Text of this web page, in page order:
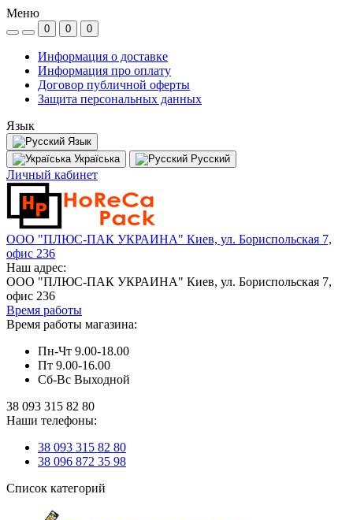
Меню
0 0 0
Информация о доставке
Информация про оплату
Договор публичной оферты
Защита персональных данных
Язык
Язык
Україська
Русский
Личный кабинет
ООО "ПЛЮС-ПАК УКРАИНА" Киев, ул. Бориспольская 7,
офис 236
Наш адрес:
ООО "ПЛЮС-ПАК УКРАИНА" Киев, ул. Бориспольская 7,
офис 236
Время работы
Время работы магазина:
Пн-Чт 9.00-18.00
Пт 9.00-16.00
Сб-Вс Выходной
38 093 315 82 80
Наши телефоны:
38 093 315 82 80
38 096 872 35 98
Список категорий